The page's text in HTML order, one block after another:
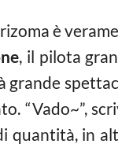
è
, il pilota
“Vado~”,
quantità, in